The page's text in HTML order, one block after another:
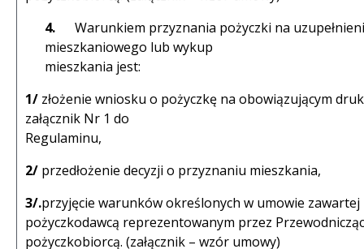
4. Warunkiem przyznania pożyczki na
mieszkaniowego lub wykup
mieszkania jest:
1/ złożenie wniosku o pożyczkę na obowiązującym
załącznik Nr 1 do
Regulaminu,
2/ przedłożenie decyzji o przyznaniu mieszkania,
3/.przyjęcie warunków określonych w umowie zawartej
pożyczkodawcą reprezentowanym przez
pożyczkobiorcą. (załącznik – wzór umowy)